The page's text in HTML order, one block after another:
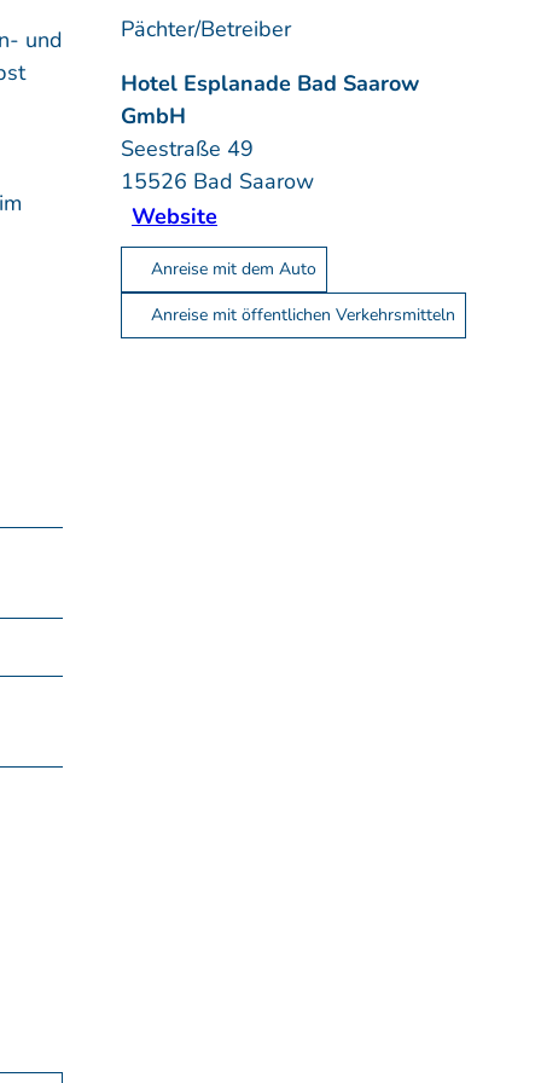
und
Pächter/Betreiber
Hotel Esplanade Bad Saarow
GmbH
Seestraße 49
15526 Bad Saarow
Website
Anreise mit dem Auto
Anreise mit öffentlichen Verkehrsmitteln